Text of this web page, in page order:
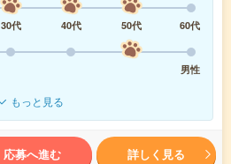
30代 40代 50代
60代
男性
もっと見る
応募へ進む 詳しく見る